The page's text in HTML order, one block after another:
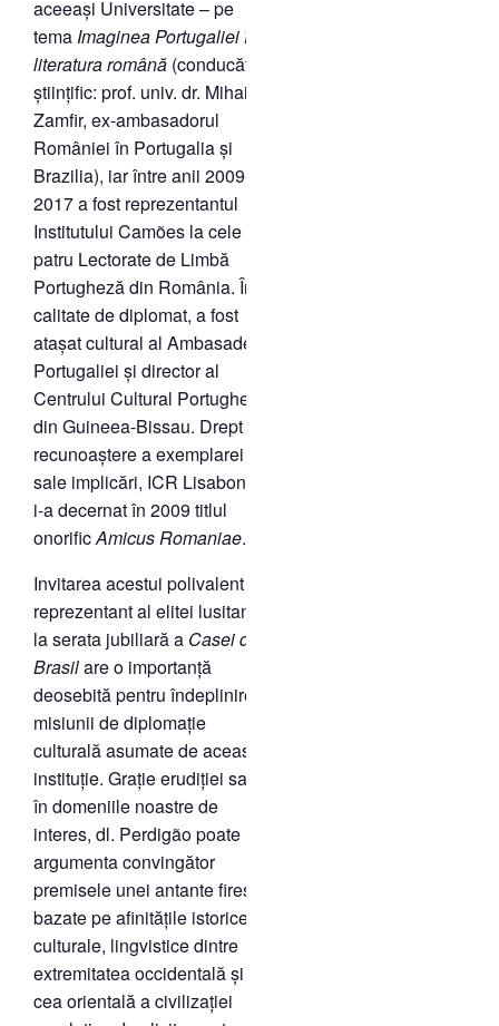
aceeași Universitate – pe
tema Imaginea Portugaliei în
literatura română (conducător
științific: prof. univ. dr. Mihai
Zamfir, ex-ambasadorul
României în Portugalia și
Brazilia), iar între anii 2009-
2017 a fost reprezentantul
Institutului Camões la cele
patru Lectorate de Limbă
Portugheză din România. În
calitate de diplomat, a fost
atașat cultural al Ambasadei
Portugaliei și director al
Centrului Cultural Portughez
din Guineea-Bissau. Drept
recunoaștere a exemplarei
sale implicări, ICR Lisabona
i-a decernat în 2009 titlul
onorificAmicus Romaniae.
Invitarea acestui polivalent
reprezentant al elitei lusitane
la serata jubiliară a Casei do
Brasilare o importanță
deosebită pentru îndeplinirea
misiunii de diplomație
culturală asumate de această
instituție. Grație erudiției sale
în domeniile noastre de
interes, dl. Perdigão poate
argumenta convingător
premisele unei antante firești,
bazate pe afinitățile istorice,
culturale, lingvistice dintre
extremitatea occidentală și
cea orientală a civilizației